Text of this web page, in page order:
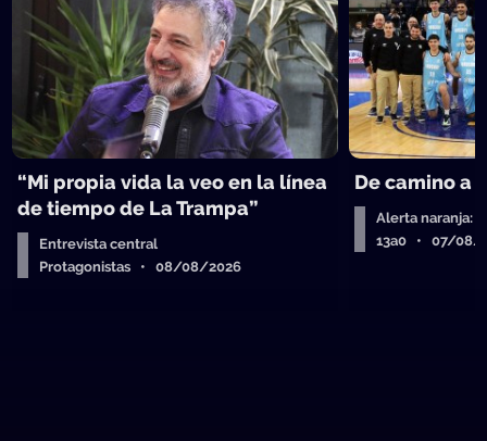
“Mi propia vida la veo en la línea
de tiempo de La Trampa”
Entrevista central
Protagonistas • 08/08/2026
De camino a
Alerta naranja:
13a0 • 07/08/